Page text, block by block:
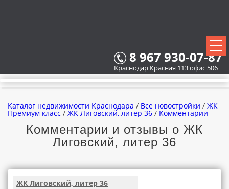
8 967 930-07-87
Краснодар Красная 113 офис 506
ВСЕ НОВОСТРОЙКИ
КАРТА НОВОСТРОЕК
ЗАСТРОЙЩИКИ
Каталог недвижимости Краснодара / Все новостройки / ЖК
Премиум класс / ЖК Лиговский, литер 36 / Комментарии
Комментарии и отзывы о ЖК
Лиговский, литер 36
ЖК Лиговский, литер 36